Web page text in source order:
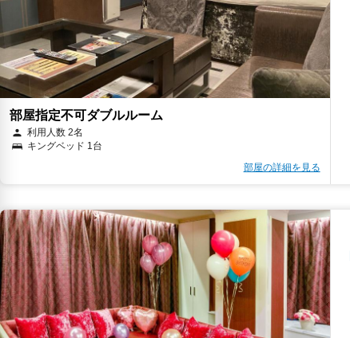
部屋指定不可ダブルルーム
利用人数 2名
キングベッド 1台
部屋の詳細を見る